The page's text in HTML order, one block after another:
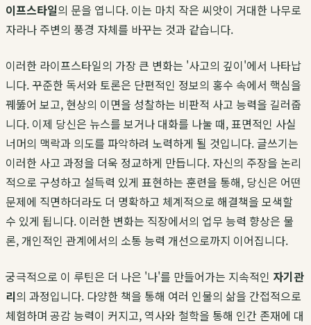
이프스타일의 문을 엽니다. 이는 마치 작은 씨앗이 거대한 나무로
자라나 주변의 풍경 자체를 바꾸는 것과 같습니다.
이러한 라이프스타일의 가장 큰 변화는 '사고의 깊이'에서 나타납
니다. 꾸준한 독서와 토론은 단편적인 정보의 홍수 속에서 핵심을
꿰뚫어 보고, 현상의 이면을 성찰하는 비판적 사고 능력을 길러줍
니다. 이제 당신은 뉴스를 보거나 대화를 나눌 때, 표면적인 사실
너머의 맥락과 의도를 파악하려 노력하게 될 것입니다. 글쓰기는
이러한 사고 과정을 더욱 정교하게 만듭니다. 자신의 주장을 논리
적으로 구성하고 설득력 있게 표현하는 훈련을 통해, 당신은 어떤
문제에 직면하더라도 더 명확하고 체계적으로 해결책을 모색할
수 있게 됩니다. 이러한 변화는 직장에서의 업무 능력 향상은 물
론, 개인적인 관계에서의 소통 능력 개선으로까지 이어집니다.
궁극적으로 이 루틴은 더 나은 '나'를 만들어가는 지속적인 자기관
리의 과정입니다. 다양한 책을 통해 여러 인물의 삶을 간접적으로
체험하며 공감 능력이 커지고, 역사와 철학을 통해 인간 존재에 대